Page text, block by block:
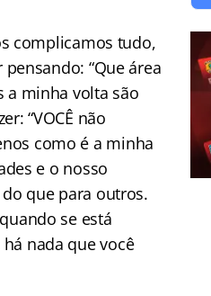
complicamos tudo,
pensando: “Que área
a minha volta são
“VOCÊ não
como é a minha
e o nosso
que para outros.
se está
nada que você